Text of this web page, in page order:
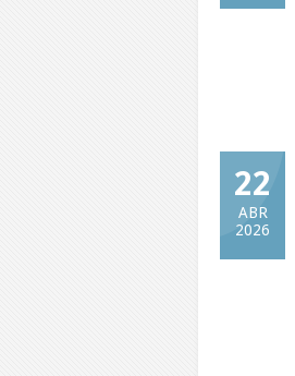
22
ABR
2026